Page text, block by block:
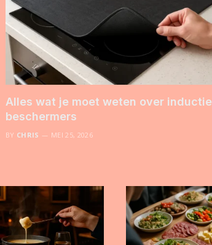
Alles wat je moet weten over inductie
beschermers
BY CHRIS MEI 25, 2026